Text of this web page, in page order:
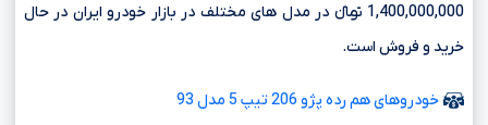
1,400,000,000 تومانءءء در مدل های مختلف در بازار خودرو ایران در حال
خرید و فروش است.
خودروهای هم رده پژو 206 تیپ 5 مدل 93